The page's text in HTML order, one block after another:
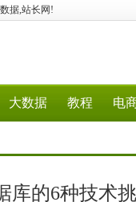
据,站长网!
大数据 教程 电
库的6种技术